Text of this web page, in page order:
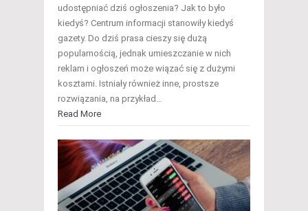
udostępniać dziś ogłoszenia? Jak to było
kiedyś? Centrum informacji stanowiły kiedyś
gazety. Do dziś prasa cieszy się dużą
popularnością, jednak umieszczanie w nich
reklam i ogłoszeń może wiązać się z dużymi
kosztami. Istniały również inne, prostsze
rozwiązania, na przykład…
Read More